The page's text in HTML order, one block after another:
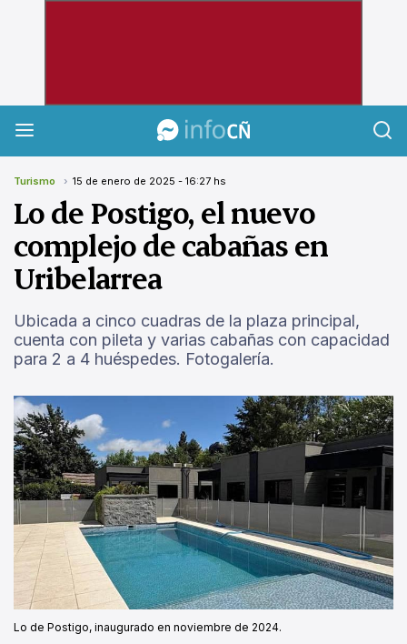
Turismo 15 de enero de 2025 - 16:27 hs
Lo de Postigo, el nuevo
complejo de cabañas en
Uribelarrea
Ubicada a cinco cuadras de la plaza principal,
cuenta con pileta y varias cabañas con capacidad
para 2 a 4 huéspedes. Fotogalería.
Lo de Postigo, inaugurado en noviembre de 2024.